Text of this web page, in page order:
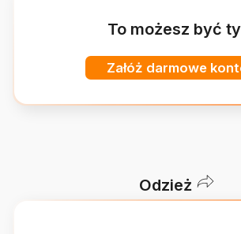
To możesz być
Załóż darmowe
Odzież